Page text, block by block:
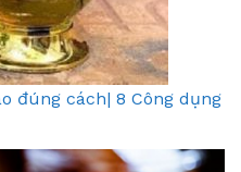
đúng cách| 8 Công dụng